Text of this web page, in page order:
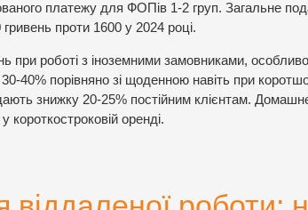
платежу для ФОПів 1-2 груп. Загальне
проти 1600 у 2024 році.
при роботі з іноземними замовниками,
40% порівняно зі щоденною навіть при
знижку 20-25% постійним клієнтам.
короткостроковій оренді.